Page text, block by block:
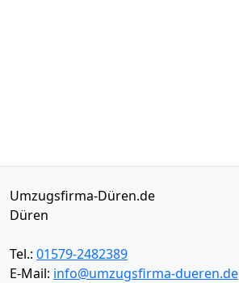
Umzugsfirma-Düren.de
Düren
Tel.: 01579-2482389
E-Mail: info@umzugsfirma-dueren.de